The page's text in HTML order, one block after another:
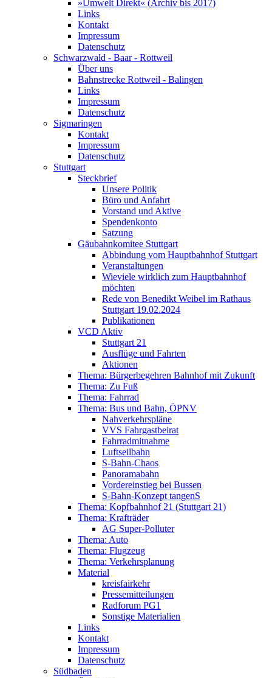
»Umwelt Direkt« (Archiv bis 2017)
Links
Kontakt
Impressum
Datenschutz
Schwarzwald - Baar - Rottweil
Über uns
Bahnstrecke Rottweil - Balingen
Links
Impressum
Datenschutz
Sigmaringen
Kontakt
Impressum
Datenschutz
Stuttgart
Steckbrief
Unsere Politik
Büro und Anfahrt
Vorstand und Aktive
Spendenkonto
Satzung
Gäubahnkomitee Stuttgart
Abbindung vom Hauptbahnhof Stuttgart
Veranstaltungen
Wieviele wirklich zum Hauptbahnhof
möchten
Rede von Benedikt Weibel im Rathaus
Stuttgart 19.02.2024
Publikationen
VCD Aktiv
Stuttgart 21
Ausflüge und Fahrten
Aktionen
Thema: Bürgerbegehren Bahnhof mit Zukunft
Thema: Zu Fuß
Thema: Fahrrad
Thema: Bus und Bahn, ÖPNV
Nahverkehrspläne
VVS Fahrgastbeirat
Fahrradmitnahme
Luftseilbahn
S-Bahn-Chaos
Panoramabahn
Vordereinstieg bei Bussen
S-Bahn-Konzept tangenS
Thema: Kopfbahnhof 21 (Stuttgart 21)
Thema: Krafträder
AG Super-Polluter
Thema: Auto
Thema: Flugzeug
Thema: Verkehrsplanung
Material
kreisfairkehr
Pressemitteilungen
Radforum PG1
Sonstige Materialien
Links
Kontakt
Impressum
Datenschutz
Südbaden